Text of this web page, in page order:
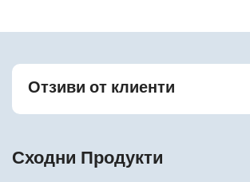
Отзиви от клиенти
Сходни Продукти